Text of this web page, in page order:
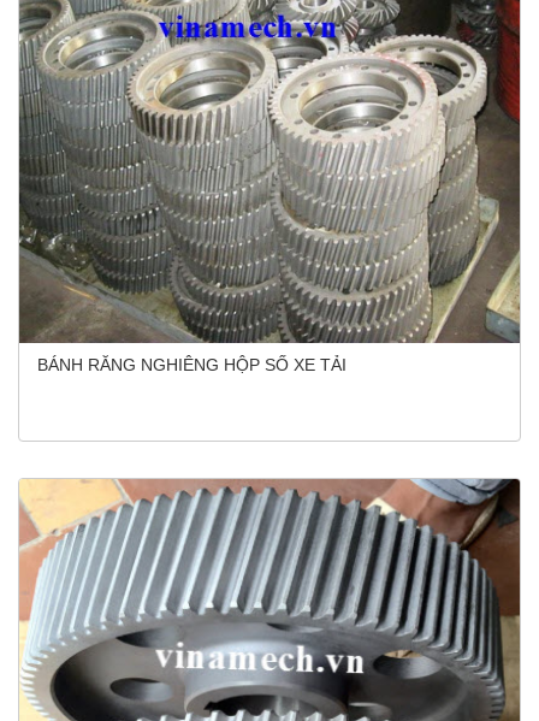
BÁNH RĂNG NGHIÊNG HỘP SỐ XE TẢI